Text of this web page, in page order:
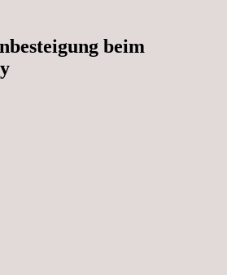
beim